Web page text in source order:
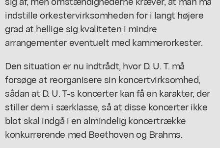
indstille orkestervirksomheden for i langt højere
grad at hellige sig kvaliteten i mindre
arrangementer eventuelt med kammerorkester.
Den situation er nu indtrådt, hvor D. U. T. må
forsøge at reorganisere sin koncertvirksomhed,
sådan at D. U. T-s koncerter kan få en karakter, der
stiller dem i særklasse, så at disse koncerter ikke
blot skal indgå i en almindelig koncertrække
konkurrerende med Beethoven og Brahms.